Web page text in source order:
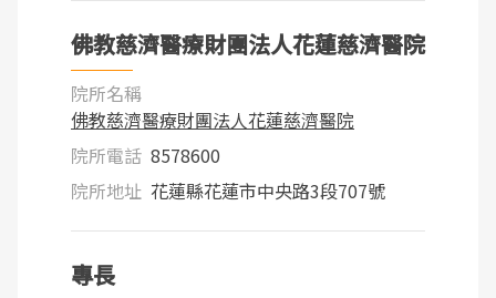
佛教慈濟醫療財團法人花蓮慈濟醫院
院所名稱
佛教慈濟醫療財團法人花蓮慈濟醫院
院所電話 8578600
院所地址 花蓮縣花蓮市中央路3段707號
專長